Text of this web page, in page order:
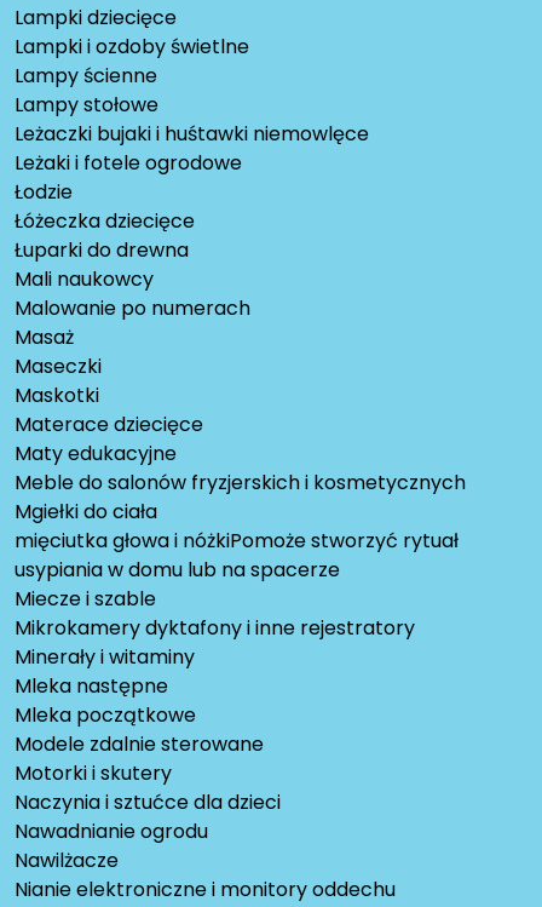
Lampki dziecięce
Lampki i ozdoby świetlne
Lampy ścienne
Lampy stołowe
Leżaczki bujaki i huśtawki niemowlęce
Leżaki i fotele ogrodowe
Łodzie
Łóżeczka dziecięce
Łuparki do drewna
Mali naukowcy
Malowanie po numerach
Masaż
Maseczki
Maskotki
Materace dziecięce
Maty edukacyjne
Meble do salonów fryzjerskich i kosmetycznych
Mgiełki do ciała
mięciutka głowa i nóżkiPomoże stworzyć rytuał
usypiania w domu lub na spacerze
Miecze i szable
Mikrokamery dyktafony i inne rejestratory
Minerały i witaminy
Mleka następne
Mleka początkowe
Modele zdalnie sterowane
Motorki i skutery
Naczynia i sztućce dla dzieci
Nawadnianie ogrodu
Nawilżacze
Nianie elektroniczne i monitory oddechu